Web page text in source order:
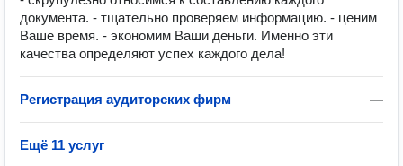
документа. - тщательно проверяем информацию. - ценим
Ваше время. - экономим Ваши деньги. Именно эти
качества определяют успех каждого дела!
Регистрация аудиторских фирм —
Ещё 11 услуг